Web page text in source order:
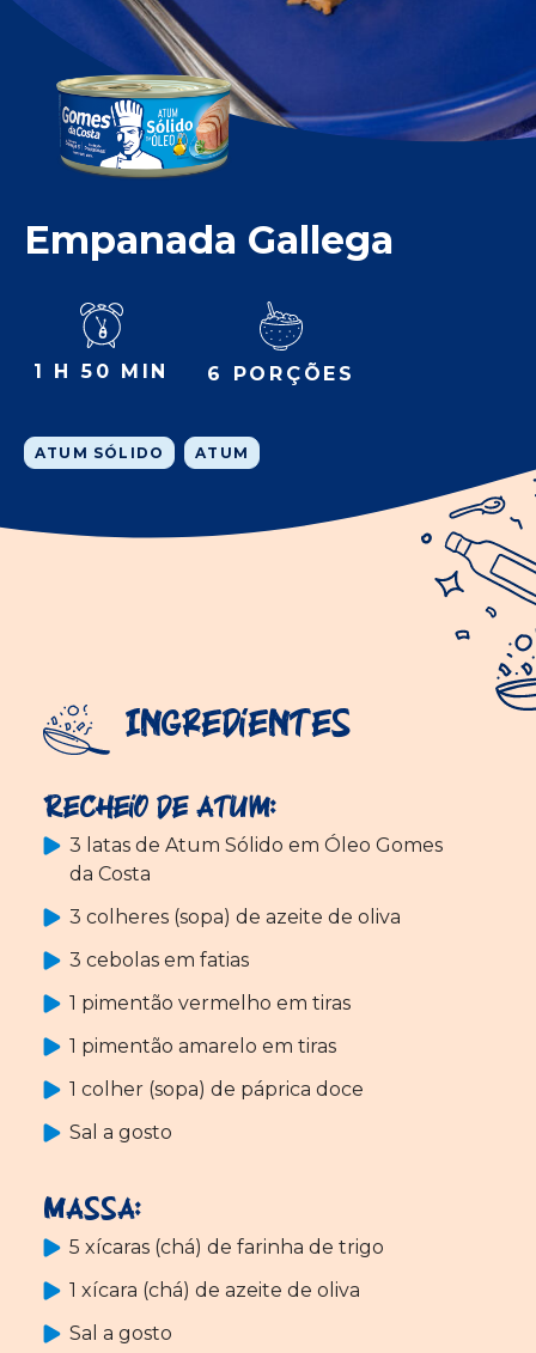
Empanada Gallega
1 H 50 MIN 6 PORÇÕES
ATUM SÓLIDO ATUM
Ingredientes
Recheio de atum:
3 latas de Atum Sólido em Óleo Gomes
da Costa
3 colheres (sopa) de azeite de oliva
3 cebolas em fatias
1 pimentão vermelho em tiras
1 pimentão amarelo em tiras
1 colher (sopa) de páprica doce
Sal a gosto
Massa:
5 xícaras (chá) de farinha de trigo
1 xícara (chá) de azeite de oliva
Sal a gosto